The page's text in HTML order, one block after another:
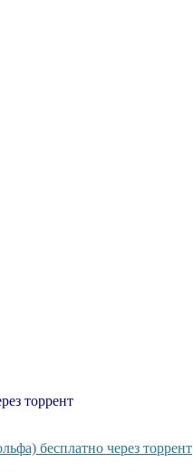
торрент
бесплатно через торрент